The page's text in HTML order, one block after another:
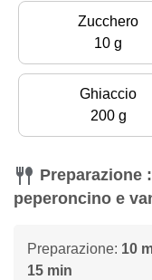
Zucchero
10 g
Ghiaccio
200 g
Preparazione
peperoncino e
Preparazione: 10
15 min